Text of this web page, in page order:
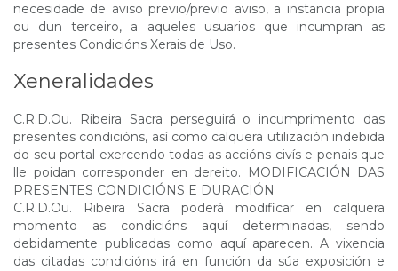
necesidade de aviso previo/previo aviso, a instancia propia
ou dun terceiro, a aqueles usuarios que incumpran as
presentes Condicións Xerais de Uso.
Xeneralidades
C.R.D.Ou. Ribeira Sacra perseguirá o incumprimento das
presentes condicións, así como calquera utilización indebida
do seu portal exercendo todas as accións civís e penais que
lle poidan corresponder en dereito. MODIFICACIÓN DAS
PRESENTES CONDICIÓNS E DURACIÓN
C.R.D.Ou. Ribeira Sacra poderá modificar en calquera
momento as condicións aquí determinadas, sendo
debidamente publicadas como aquí aparecen. A vixencia
das citadas condicións irá en función da súa exposición e